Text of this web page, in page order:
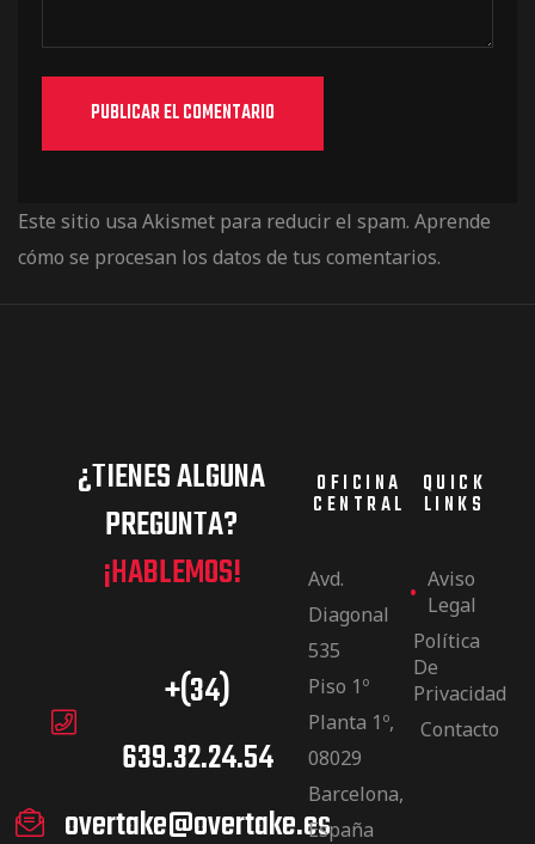
Este sitio usa Akismet para reducir el spam. Aprende
cómo se procesan los datos de tus comentarios.
¿TIENES ALGUNA
PREGUNTA?
¡HABLEMOS!
+(34)
639.32.24.54
overtake@overtake.es
OFICINA
CENTRAL
Avd.
Diagonal
535
Piso 1º
Planta 1º,
08029
Barcelona,
España
QUICK
LINKS
Aviso
Legal
Política
De
Privacidad
Contacto